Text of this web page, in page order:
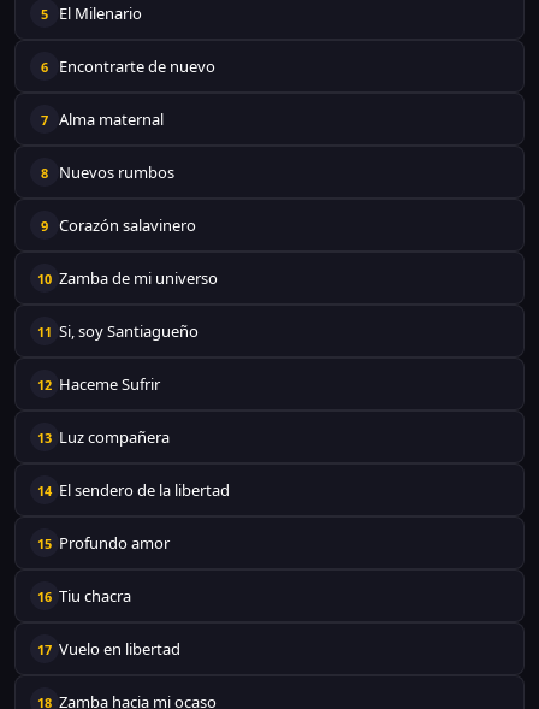
5 El Milenario
6 Encontrarte de nuevo
7 Alma maternal
8 Nuevos rumbos
9 Corazón salavinero
10 Zamba de mi universo
11 Si, soy Santiagueño
12 Haceme Sufrir
13 Luz compañera
14 El sendero de la libertad
15 Profundo amor
16 Tiu chacra
17 Vuelo en libertad
18 Zamba hacia mi ocaso